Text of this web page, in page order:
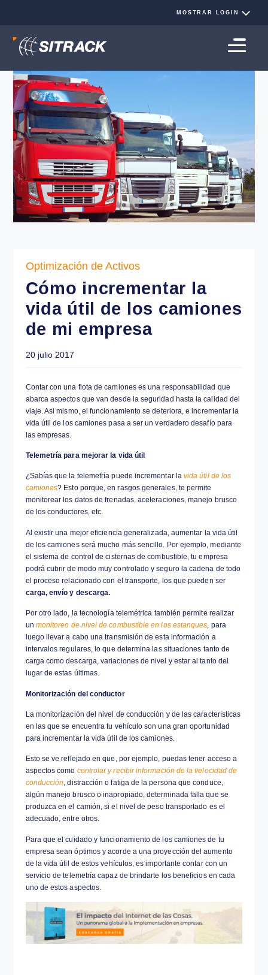
Optimización de Activos
Cómo incrementar
vida útil de los
de mi empresa
20 julio 2017
Contar con una flota de camiones es una
abarca aspectos que van desde la seguridad
viaje. Asi mismo, el funcionamiento se deteriora, e
vida útil de los camiones pasa a ser un verdadero
Telemetría para mejorar la vida útil
¿Sabías que la telemetría puede incrementar la
camiones? Esto porque, en rasgos generales, te
monitorear los datos de frenadas, aceleraciones,
de los conductores, etc.
Al existir una mejor eficiencia generalizada,
de los camiones será mucho más sencillo. Por
el sistema de control de cisternas de combustible,
podrá cubrir de modo muy controlado y seguro la
el proceso relacionado con el transporte, los que
carga, envío y descarga.
Por otro lado, la tecnología telemétrica también
unmonitoreo de nivel de combustible en los
luego llevar a cabo una transmisión de esta
intervalos regulares, lo que determina las
carga como descarga, variaciones de nivel y estar
lugar de estas últimas.